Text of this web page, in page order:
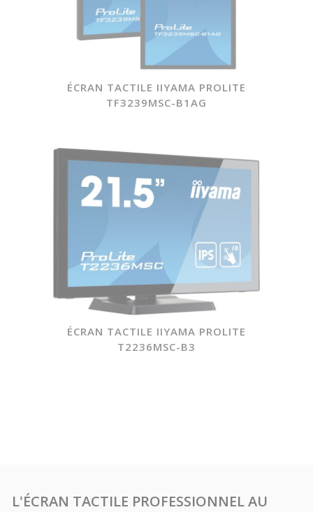
ÉCRAN TACTILE IIYAMA PROLITE
TF3239MSC-B1AG
ÉCRAN TACTILE IIYAMA PROLITE
T2236MSC-B3
L'ÉCRAN TACTILE PROFESSIONNEL AU